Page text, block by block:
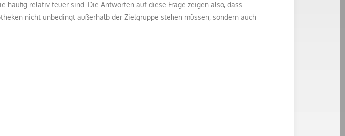
häufig relativ teuer sind. Die Antworten auf diese Frage zeigen also, dass
nicht unbedingt außerhalb der Zielgruppe stehen müssen, sondern auch